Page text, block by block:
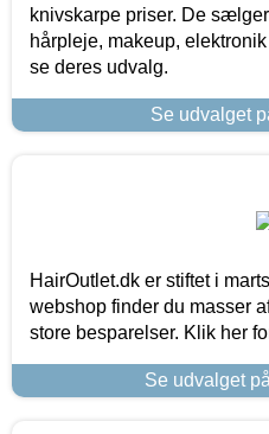
knivskarpe priser. De
hårpleje, makeup,
se deres udvalg.
Se udvalget
HairOutlet.dk er stiftet i
webshop finder du masser
store besparelser. Klik her
Se udvalget